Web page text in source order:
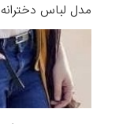
مدل لباس